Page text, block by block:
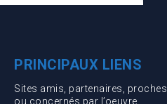
PRINCIPAUX LIENS
Sites amis, partenaires, proches
ou concernés par l’oeuvre,